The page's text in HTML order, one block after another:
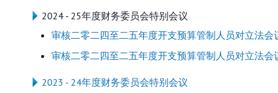
2024 - 25年度财务委员会特别会议
审核二零二四至二五年度开支预算管制人员对立法会
审核二零二四至二五年度开支预算管制人员对立法会
2023 - 24年度财务委员会特别会议